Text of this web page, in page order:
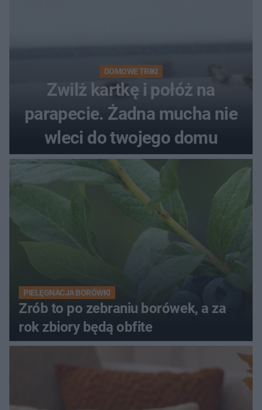
DOMOWE TRIKI
Zwilż kartkę i połóż na
parapecie. Żadna mucha nie
wleci do twojego domu
PIELĘGNACJA BORÓWKI
Zrób to po zebraniu borówek, a za
rok zbiory będą obfite